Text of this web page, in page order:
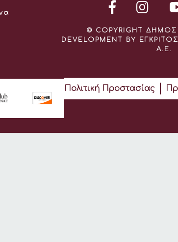
© COPYRIGHT
DEVELOPMENT BY
Α.Ε.
Πολιτική Προστασίας